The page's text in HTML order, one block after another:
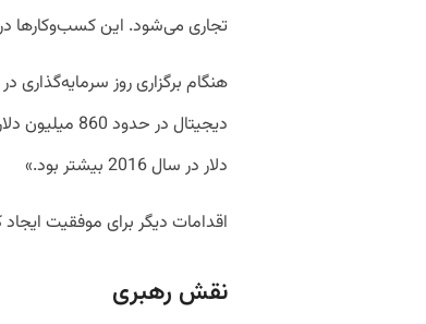
تجاری می‌شود. این کسب‌وکارها
دلار در سال 2016 بیشتر بود.»
اقدامات دیگر برای موفقیت
نقش رهبری